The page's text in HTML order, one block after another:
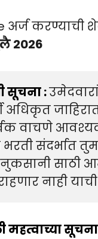
अर्ज करण्याची
2026
सूचना :
अधिकृत
वाचणे
संदर्भात
साठी
नाही
महत्वाच्या